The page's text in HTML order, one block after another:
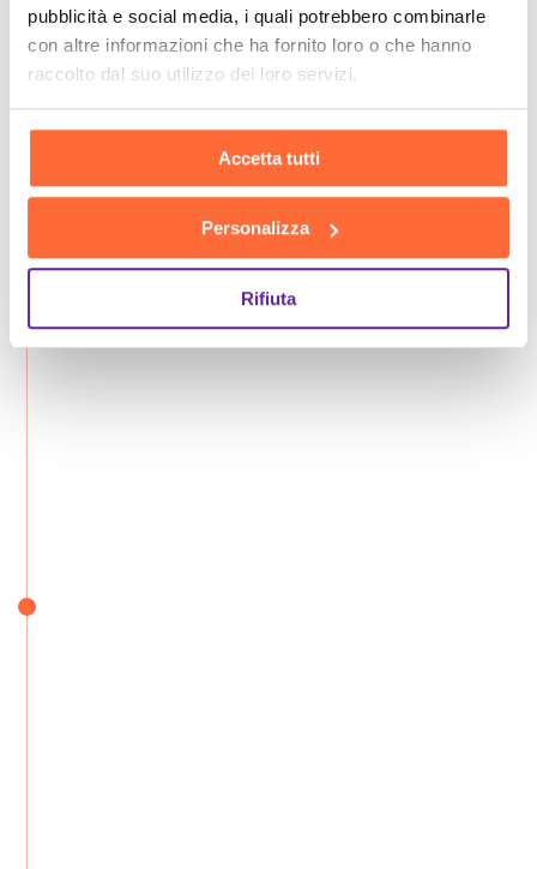
pubblicità e social media, i quali potrebbero combinarle
con altre informazioni che ha fornito loro o che hanno
raccolto dal suo utilizzo dei loro servizi.
Accetta tutti
Personalizza
Rifiuta